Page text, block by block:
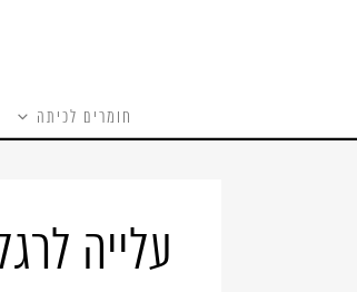
חומרים לכיתה
עלייה